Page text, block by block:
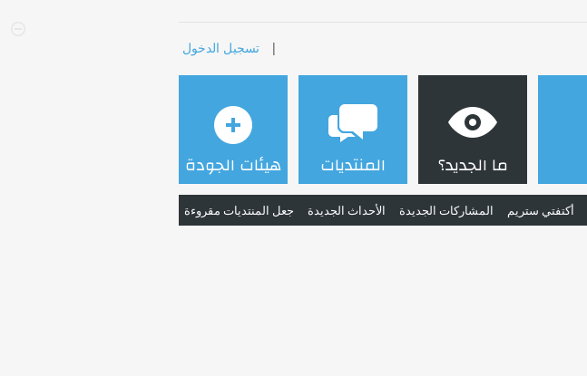
| تسجيل الدخول
ما الجديد؟
أكتفتي ستريم المشاركات الجديدة الأحداث الجديدة جعل المنتديات مقروءة
المنتديات هيئات الجودة